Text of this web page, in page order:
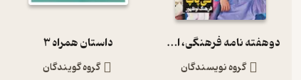
دوهفته نامه فرهنگی، اجتماعی دانستنیها شماره 250
گروه نویسندگان
داستان همراه 3
گروه گویندگان